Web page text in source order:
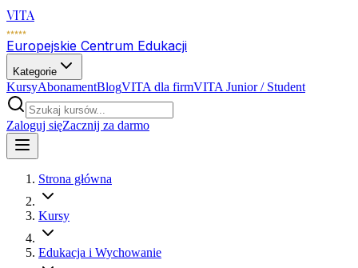
VITA
Europejskie Centrum Edukacji
Kategorie
KursyAbonamentBlogVITA dla firmVITA Junior / Student
Zaloguj sięZacznij za darmo
Strona główna
Kursy
Edukacja i Wychowanie